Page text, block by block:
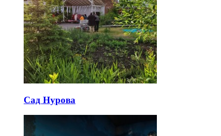
Сад Нурова